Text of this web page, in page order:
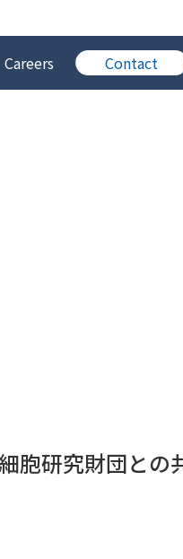
Careers Contact
胞研究財団との